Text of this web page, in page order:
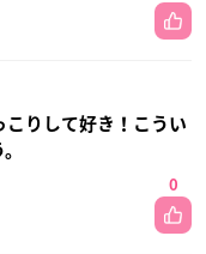
りして好き！こうい
0